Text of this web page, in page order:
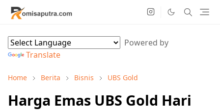
Powered by
Translate
Home Berita Bisnis UBS Gold
Harga Emas UBS Gold Hari